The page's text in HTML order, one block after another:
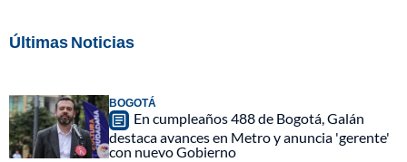
Últimas Noticias
BOGOTÁ
En cumpleaños 488 de Bogotá, Galán
destaca avances en Metro y anuncia 'gerente'
con nuevo Gobierno